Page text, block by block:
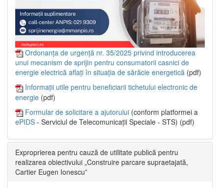
Ordonanța de urgență nr. 35/2025 privind introducerea
unui mecanism de sprijin pentru consumatorii casnici de
energie electrică aflați în situația de sărăcie energetică (pdf)
Informații utile pentru beneficiarii tichetului electronic de
energie (pdf)
Formular de solicitare a ajutorului (conform platformei a
ePIDS - Serviciul de Telecomunicații Speciale - STS) (pdf)
Exproprierea pentru cauză de utilitate publică pentru
realizarea obiectivului „Construire parcare supraetajată,
Cartier Eugen Ionescu”